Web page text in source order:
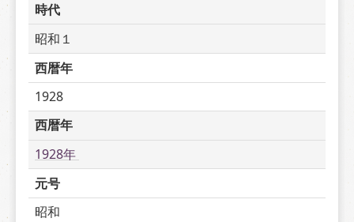
時代
昭和１
西暦年
1928
西暦年
1928年
元号
昭和